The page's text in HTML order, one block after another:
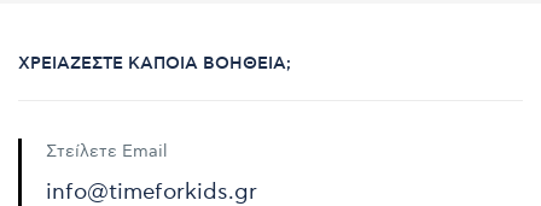
ΧΡΕΙΆΖΕΣΤΕ ΚΆΠΟΙΑ ΒΟΉΘΕΙΑ;
Στείλετε Email
info@timeforkids.gr